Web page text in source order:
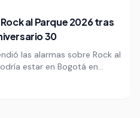
al Parque 2026 tras
30
las alarmas sobre Rock al
estar en Bogotá en
cumple 30 años. La
por un cartel que aún